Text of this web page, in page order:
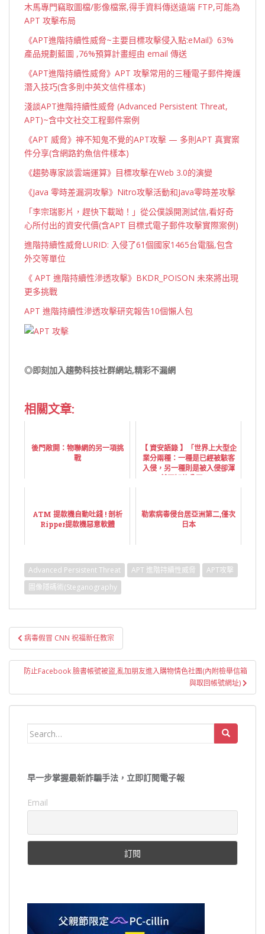
木馬專門竊取圖檔/影像檔案,得手資料傳送遠端 FTP,可能為
APT 攻擊布局
《APT進階持續性威脅~主要目標攻擊侵入點:eMail》63%
產品規劃藍圖 ,76%預算計畫經由 email 傳送
《APT進階持續性威脅》APT 攻擊常用的三種電子郵件掩護
潛入技巧(含多則中英文信件樣本)
淺談APT進階持續性威脅 (Advanced Persistent Threat,
APT)~含中文社交工程郵件案例
《APT 威脅》神不知鬼不覺的APT攻擊 — 多則APT 真實案
件分享(含網路釣魚信件樣本)
《趨勢專家談雲端運算》目標攻擊在Web 3.0的演變
《Java 零時差漏洞攻擊》Nitro攻擊活動和Java零時差攻擊
「李宗瑞影片，趕快下載呦！」從公僕誤開測試信,看好奇
心所付出的資安代價(含APT 目標式電子郵件攻擊實際案例)
進階持續性威脅LURID: 入侵了61個國家1465台電腦,包含
外交等單位
《 APT 進階持續性滲透攻擊》BKDR_POISON 未來將出現
更多挑戰
APT 進階持續性滲透攻擊研究報告10個懶人包
◎即刻加入趨勢科技社群網站,精彩不漏網
相關文章:
後門敞開：物聯網的另一項挑
戰
【 資安語錄 】「世界上大型企
業分兩種：一種是已經被駭客
入侵，另一種則是被入侵卻渾
然不知的公司。」
ATM 提款機自動吐錢 ! 剖析
Ripper提款機惡意軟體
勒索病毒侵台居亞洲第二,僅次
日本
Advanced Persistent Threat APT 進階持續性威脅
APT攻擊
圖像隱碼術(Steganography
文
章
導
病毒假冒 CNN 祝福新任教宗
防止Facebook 臉書帳號被盜,亂加朋友進入購物情色社團(內附檢舉信箱
與取回帳號網址)
Search
早一步掌握最新詐騙手法，立即訂閱電子報
Email